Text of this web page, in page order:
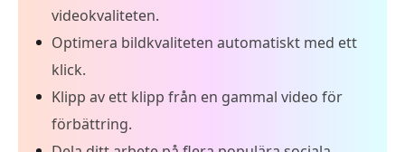
videokvaliteten.
Optimera bildkvaliteten automatiskt med ett
klick.
Klipp av ett klipp från en gammal video för
förbättring.